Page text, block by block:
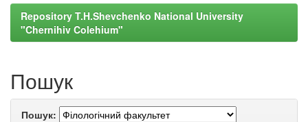
Repository T.H.Shevchenko National University
"Chernihiv Colehium"
Пошук
Пошук: